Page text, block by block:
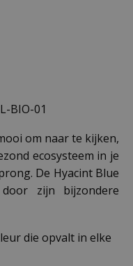
BIO-01
om naar te kijken,
ecosysteem in je
De Hyacint Blue
zijn bijzondere
die opvalt in elke